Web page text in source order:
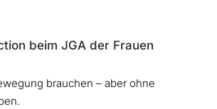
beim JGA der Frauen
brauchen – aber ohne